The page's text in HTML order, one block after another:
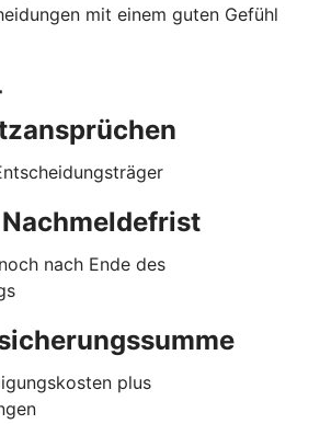
mit einem guten Gefühl
nach Ende des
plus